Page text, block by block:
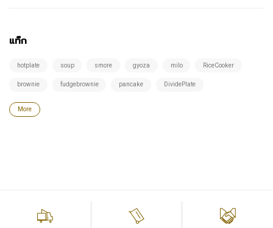
แท็ก
hotplate soup smore gyoza milo RiceCooker
brownie fudgebrownie pancake DividePlate
More